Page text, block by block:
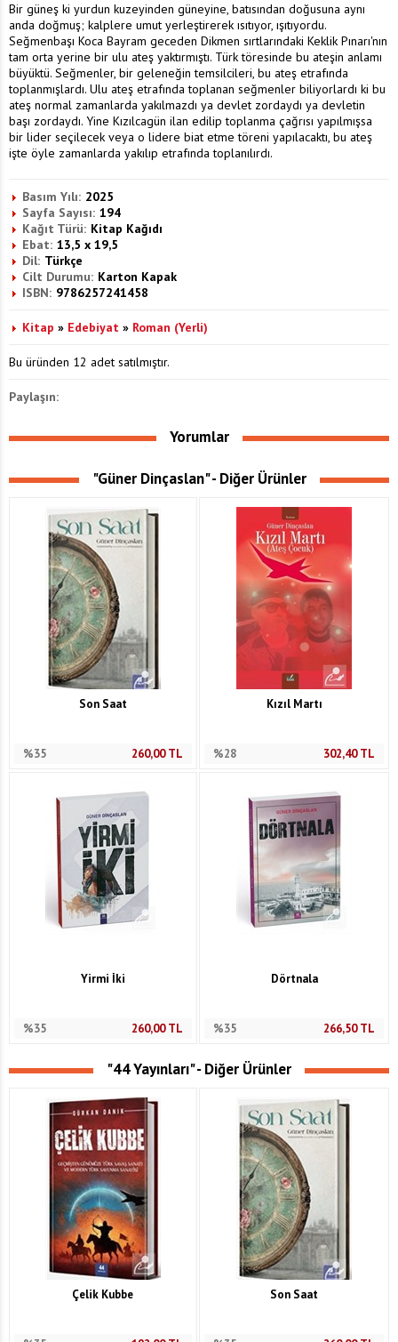
Bir güneş ki yurdun kuzeyinden güneyine, batısından doğusuna aynı
anda doğmuş; kalplere umut yerleştirerek ısıtıyor, ışıtıyordu.
Seğmenbaşı Koca Bayram geceden Dikmen sırtlarındaki Keklik Pınarı'nın
tam orta yerine bir ulu ateş yaktırmıştı. Türk töresinde bu ateşin anlamı
büyüktü. Seğmenler, bir geleneğin temsilcileri, bu ateş etrafında
toplanmışlardı. Ulu ateş etrafında toplanan seğmenler biliyorlardı ki bu
ateş normal zamanlarda yakılmazdı ya devlet zordaydı ya devletin
başı zordaydı. Yine Kızılcagün ilan edilip toplanma çağrısı yapılmışsa
bir lider seçilecek veya o lidere biat etme töreni yapılacaktı, bu ateş
işte öyle zamanlarda yakılıp etrafında toplanılırdı.
Basım Yılı: 2025
Sayfa Sayısı: 194
Kağıt Türü: Kitap Kağıdı
Ebat: 13,5 x 19,5
Dil: Türkçe
Cilt Durumu: Karton Kapak
ISBN: 9786257241458
Kitap » Edebiyat » Roman (Yerli)
Bu üründen 12 adet satılmıştır.
Paylaşın:
Yorumlar
"Güner Dinçaslan" - Diğer Ürünler
Son Saat
%35 260,00TL
Kızıl Martı
%28 302,40TL
Yirmi İki
%35 260,00TL
Dörtnala
%35 266,50TL
"44 Yayınları" - Diğer Ürünler
Çelik Kubbe Son Saat